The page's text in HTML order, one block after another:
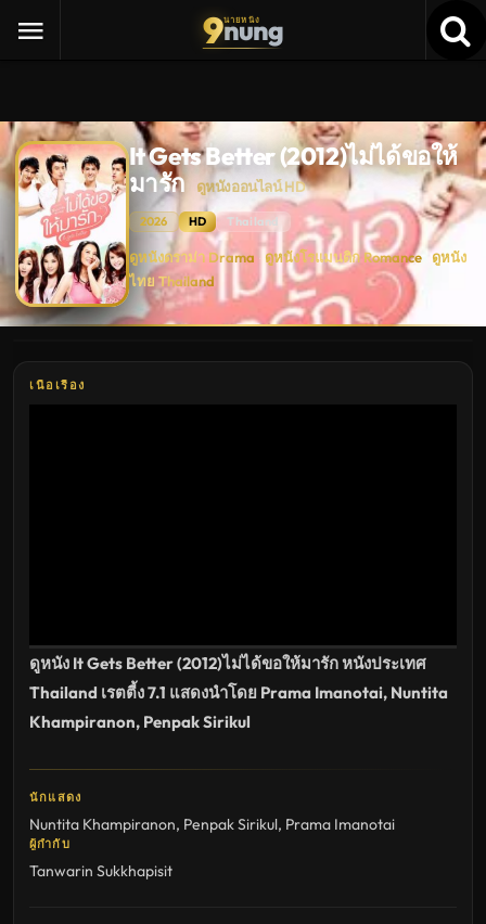
9นายหนัง
nung
It Gets Better (2012)ไม่ได้ขอให้
มารัก
ดูหนังออนไลน์ HD
2026 HD Thailand
It
Gets
Better
(2012)ไม่
ได้
ขอ
มา
ดูหนังดราม่า Drama ดูหนังโรแมนติก Romance ดูหนัง
ไทย Thailand
เนื้อเรื่อง
ดูหนัง It Gets Better (2012)ไม่ได้ขอให้มารัก หนังประเทศ
Thailand เรตตี้ง 7.1 แสดงนำโดย Prama Imanotai, Nuntita
Khampiranon, Penpak Sirikul
นักแสดง
Nuntita Khampiranon, Penpak Sirikul, Prama Imanotai
ผู้กำกับ
Tanwarin Sukkhapisit